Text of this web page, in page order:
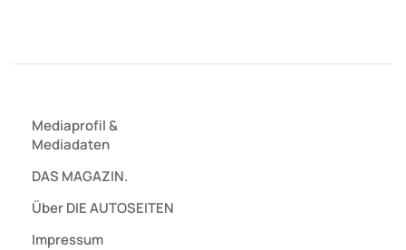
Mediaprofil&
Mediadaten
DAS MAGAZIN.
Über DIE AUTOSEITEN
Impressum